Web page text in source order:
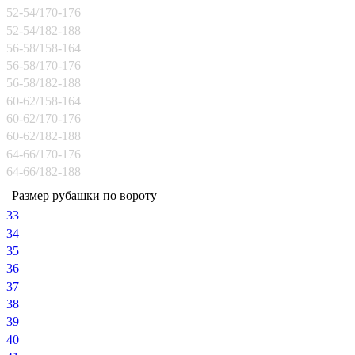
52-54/170-176
52-54/182-188
56-58/158-164
56-58/170-176
56-58/182-188
60-62/158-164
60-62/170-176
60-62/182-188
64-66/170-176
64-66/182-188
Размер рубашки по вороту
33
34
35
36
37
38
39
40